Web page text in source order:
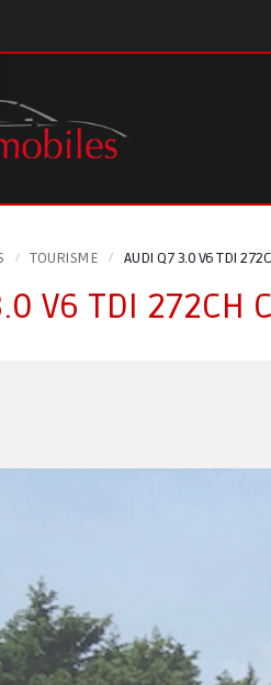
TOURISME AUDI Q7 3.0 V6 TDI
V6 TDI 272CH